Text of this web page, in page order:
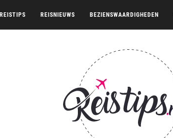
REISTIPS REISNIEUWS BEZIENSWAARDIGHEDEN